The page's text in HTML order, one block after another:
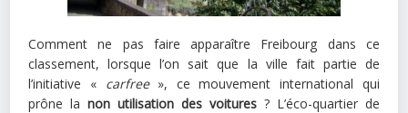
Comment ne pas faire apparaître Freibourg dans ce
classement, lorsque l’on sait que la ville fait partie de
l’initiative «carfree», ce mouvement international qui
prône la non utilisation des voitures? L’éco-quartier de